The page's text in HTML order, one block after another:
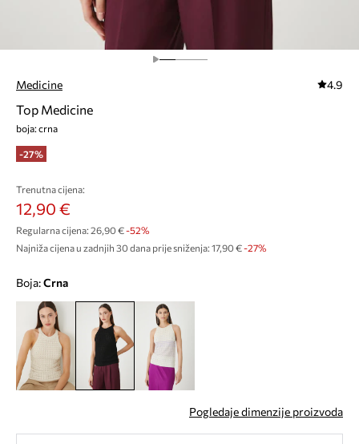
Medicine 4.9
Top Medicine
boja: crna
-27%
Trenutna cijena:
12,90 €
Regularna cijena: 26,90 €-52%
Najniža cijena u zadnjih 30 dana prije sniženja: 17,90 € -27%
Boja: crna
Pogledaje dimenzije proizvoda